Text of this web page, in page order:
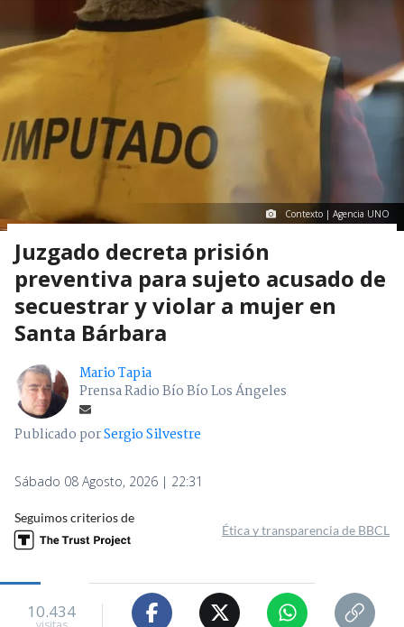
Contexto | Agencia UNO
Juzgado decreta prisión
preventiva para sujeto acusado de
secuestrar y violar a mujer en
Santa Bárbara
Mario Tapia
Prensa Radio Bío Bío Los Ángeles
Publicado porSergio Silvestre
Sábado 08 Agosto, 2026 | 22:31
Seguimos criterios de
Ética y transparencia de BBCL
10.434